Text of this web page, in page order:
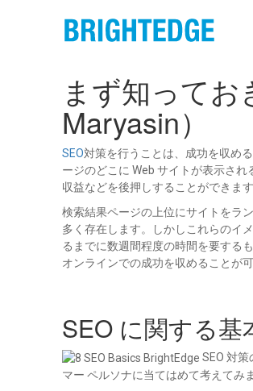
まず知って
Maryasin）
SEO対策を行うことは、成功を収め
ージのどこに Web サイトが表示さ
収益などを後押しすることができま
検索結果ページの上位にサイトをラ
多く存在します。しかしこれらのイ
るまでに数週間程度の時間を要する
オンラインでの成功を収めることが
SEO に関する
SEO 対
マー ペルソナに当てはめて考えてみま